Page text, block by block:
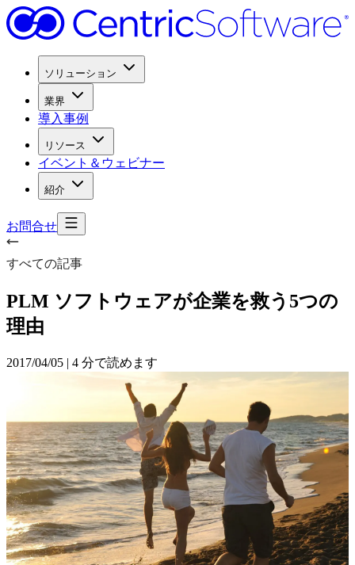
ソリューション
業界
導入事例
リソース
イベント＆ウェビナー
紹介
お問合せ
すべての記事
PLM ソフトウェアが企業を救う 5つの
理由
2017/04/05 | 4 分で読めます